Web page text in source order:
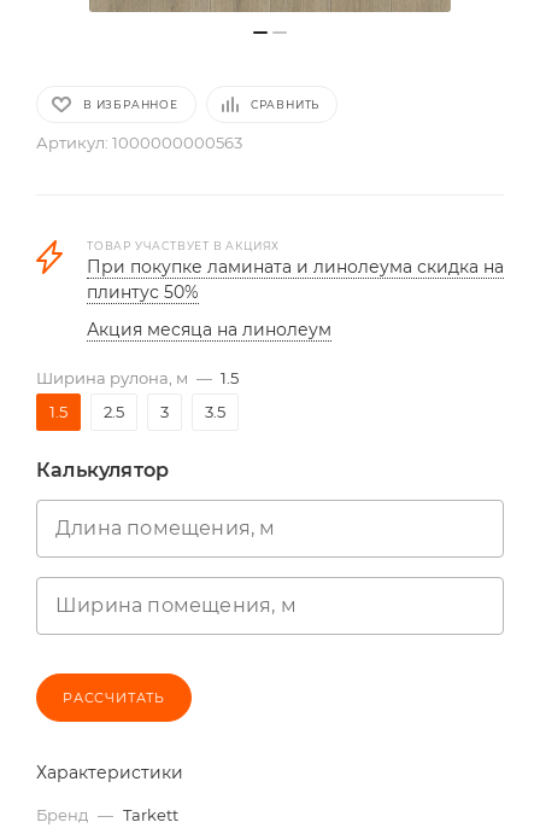
В ИЗБРАННОЕ СРАВНИТЬ
Артикул: 1000000000563
ТОВАР УЧАСТВУЕТ В АКЦИЯХ
При покупке ламината и линолеума скидка на
плинтус 50%
Акция месяца на линолеум
Ширина рулона, м — 1.5
1.5
2.5 3 3.5
Калькулятор
Длина помещения, м
Ширина помещения, м
РАССЧИТАТЬ
Характеристики
Бренд — Tarkett